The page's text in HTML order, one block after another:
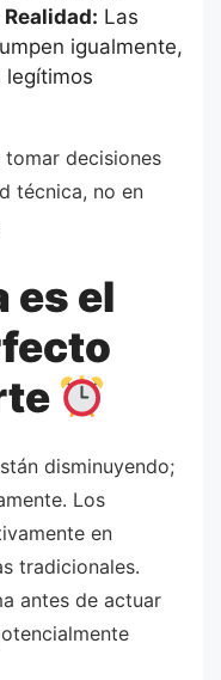
Realidad: Las
igualmente,
legítimos
decisiones
técnica, no en
es el
disminuyendo;
Los
en
tradicionales.
antes de actuar